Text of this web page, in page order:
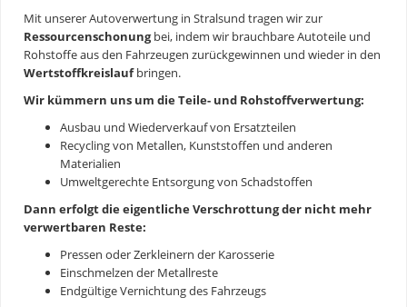
Mit unsererAutoverwertung in Stralsund tragen wir zur
Ressourcenschonungbei, indem wir brauchbare Autoteile und
Rohstoffe aus den Fahrzeugen zurückgewinnen und wieder in den
Wertstoffkreislaufbringen.
Wir kümmern uns um die Teile- und Rohstoffverwertung:
Ausbau und Wiederverkauf von Ersatzteilen
Recycling von Metallen, Kunststoffen und anderen
Materialien
Umweltgerechte Entsorgung von Schadstoffen
Dann erfolgt die eigentliche Verschrottung der nicht mehr
verwertbaren Reste:
Pressen oder Zerkleinern der Karosserie
Einschmelzen der Metallreste
Endgültige Vernichtung des Fahrzeugs